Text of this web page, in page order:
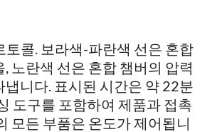
토콜. 보라색-파란색 선은 혼합
, 노란색 선은 혼합 챔버의 압력
냅니다. 표시된 시간은 약 22분
도구를 포함하여 제품과 접촉
모든 부품은 온도가 제어됩니